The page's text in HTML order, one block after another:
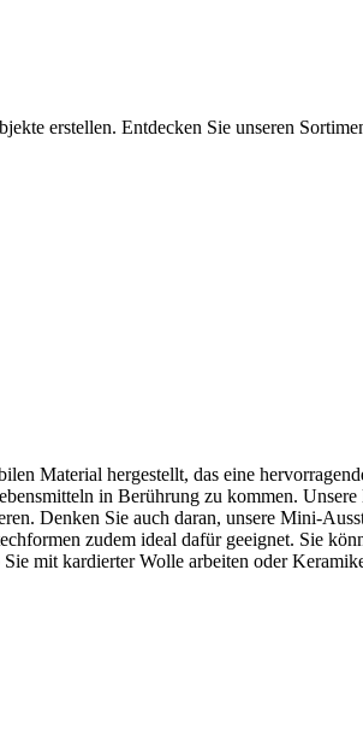
erstellen. Entdecken Sie unseren
Material hergestellt, das eine
in Berührung zu kommen.
Denken Sie auch daran, unsere Mini-
zudem ideal dafür geeignet. Sie
mit kardierter Wolle arbeiten oder